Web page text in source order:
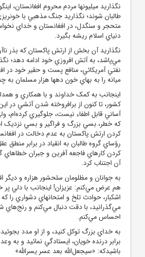
نگذاريد ميليونها مردم محروم افغانستان،
طالبان شوند؛ نگذاريد جنگ مذهبي با
متحجر و سنگدل، در افغانستان و خداي
دنياي اسلام ريشه بگيرد.
نگذاريد آن بخش از ارتش پاکستان که بذر
مي‌پاشد، به آتش افروزي خود ادامه دهد؛
نفتي آمريکائي، منافع پست و حقير خود در
ميانه را به‌ بهاي خون دهها هزار مسلمان به
اينجانب به کمک خداوند و با همکاري و
کشور، تا کنون از برافروخته شدن آتشي در
آساني قابل اطفاء نيست، جلوگيري کرده‌ام،
که خطر، بسي بزرگ و فراگير و بسي نزديک
کردن ارتش پاکستان به عدم دخالت در
رؤساي گروه طالبان به انقياد در برابر منطق
کردن کارهاي فاجعه آفرين و جبران خطاهاي
آن اجتناب کرد.
به جوانان و مظلومان سلحشور هزاره و ديگر
هم عرض مي‌کنم: عزيزان! اينجانب با دلي
اشکبار، حوادث تلخ و امتحانهاي دشواري را
مي‌گذرانيد، با دقت دنبال مي‌کنم و رنج‌هاي
احساس مي‌کنم.
به خداي بزرگ توکل کنيد، و از او مدد
برابر درنده خويان، ايستادگي نمائيد و به
باشيدکه: «سيجعل‌الله بعد عسر يسرالله»